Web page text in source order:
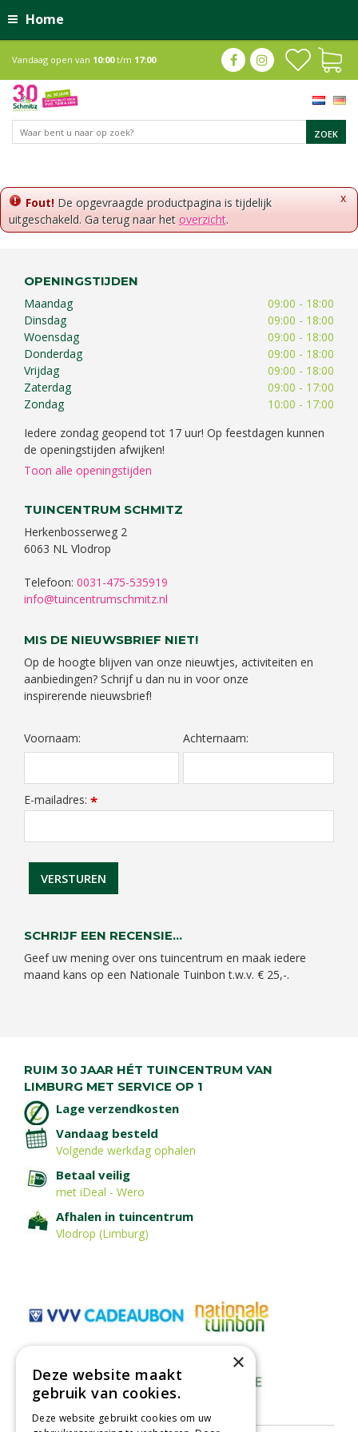
Home
Vandaag open van 10:00t/m 17:00
x
Fout! De opgevraagde productpagina is tijdelijk
uitgeschakeld. Ga terug naar het overzicht.
OPENINGSTIJDEN
Maandag
09:00 - 18:00
Dinsdag
09:00 - 18:00
Woensdag
09:00 - 18:00
Donderdag
09:00 - 18:00
Vrijdag
09:00 - 18:00
Zaterdag
09:00 - 17:00
Zondag
10:00 - 17:00
Iedere zondag geopend tot 17 uur! Op feestdagen kunnen
de openingstijden afwijken!
Toon alle openingstijden
TUINCENTRUM SCHMITZ
Herkenbosserweg 2
6063 NL Vlodrop
Telefoon: 0031-475-535919
info@tuincentrumschmitz.nl
MIS DE NIEUWSBRIEF NIET!
Op de hoogte blijven van onze nieuwtjes, activiteiten en
aanbiedingen? Schrijf u dan nu in voor onze
inspirerende nieuwsbrief!
Voornaam: Achternaam:
E-mailadres: *
SCHRIJF EEN RECENSIE...
Geef uw mening over ons tuincentrum en maak iedere
maand kans op een Nationale Tuinbon t.w.v. € 25,-.
RUIM 30 JAAR HÉT TUINCENTRUM VAN
LIMBURG MET SERVICE OP 1
Lage verzendkosten
Vandaag besteld
Volgende werkdag ophalen
Betaal veilig
met iDeal - Wero
Afhalen in tuincentrum
Vlodrop (Limburg)
×
Deze website maakt
gebruik van cookies.
Deze website gebruikt cookies om uw